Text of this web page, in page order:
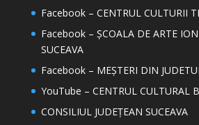
Facebook – CENTRUL CULTURII
Facebook – ȘCOALA DE ARTE
SUCEAVA
Facebook – MEȘTERI DIN
YouTube – CENTRUL CULTURAL
CONSILIUL JUDEȚEAN SUCEAVA